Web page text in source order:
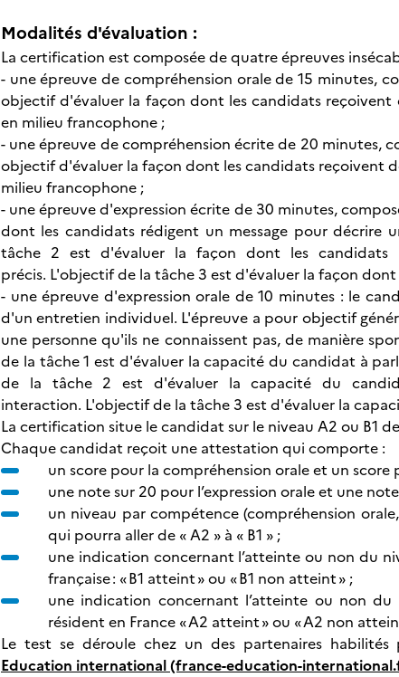
Modalités d'évaluation :
La certification est composée de quatre épreuves
- une épreuve de compréhension orale de 15 minutes,
objectif d'évaluer la façon dont les candidats reçoivent
en milieu francophone ;
- une épreuve de compréhension écrite de 20 minutes,
objectif d'évaluer la façon dont les candidats reçoivent
milieu francophone ;
- une épreuve d'expression écrite de 30 minutes,
dont les candidats rédigent un message pour décrire
tâche 2 est d'évaluer la façon dont les
précis. L'objectif de la tâche 3 est d'évaluer la façon
- une épreuve d'expression orale de 10 minutes : le
d'un entretien individuel. L'épreuve a pour objectif
une personne qu'ils ne connaissent pas, de manière
de la tâche 1 est d'évaluer la capacité du candidat à
de la tâche 2 est d'évaluer la capacité du
interaction. L'objectif de la tâche 3 est d'évaluer la
La certification situe le candidat sur le niveau A2 ou B1
Chaque candidat reçoit une attestation qui comporte :
un score pour la compréhension orale et un
une note sur 20 pour l’expression orale et une
un niveau par compétence (compréhension
qui pourra aller de « A2 » à « B1 » ;
une indication concernant l’atteinte ou non du
française : « B1 atteint » ou « B1 non atteint » ;
une indication concernant l’atteinte ou non
résident en France « A2 atteint » ou « A2 non
Le test se déroule chez un des partenaires
Education international (france-education-